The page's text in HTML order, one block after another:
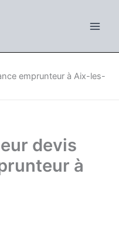
emprunteur à Aix-les-
devis
à